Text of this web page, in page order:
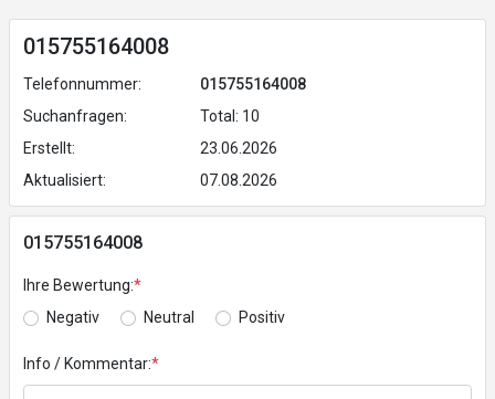
015755164008
Telefonnummer:
015755164008
Suchanfragen:
Total: 10
Erstellt:
23.06.2026
Aktualisiert:
07.08.2026
015755164008
Ihre Bewertung:*
Negativ
Neutral Positiv
Info / Kommentar:*